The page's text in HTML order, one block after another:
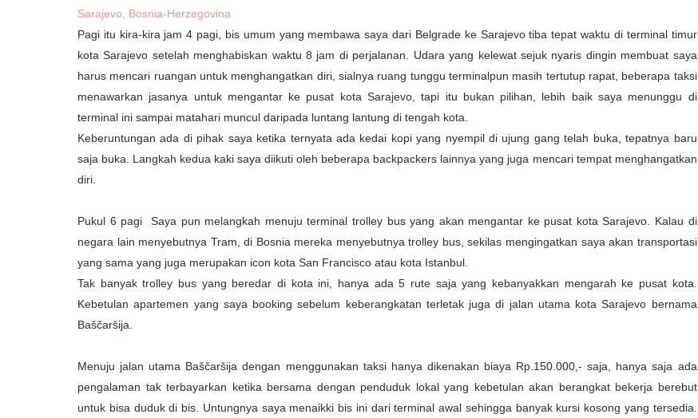
Sarajevo, Bosnia-Herzegovina
Pagi itu kira-kira jam 4 pagi, bis umum yang membawa saya dari Belgrade ke Sarajevo tiba tepat waktu di terminal timur
kota Sarajevo setelah menghabiskan waktu 8 jam di perjalanan. Udara yang kelewat sejuk nyaris dingin membuat saya
harus mencari ruangan untuk menghangatkan diri, sialnya ruang tunggu terminalpun masih tertutup rapat, beberapa taksi
menawarkan jasanya untuk mengantar ke pusat kota Sarajevo, tapi itu bukan pilihan, lebih baik saya menunggu di
terminal ini sampai matahari muncul daripada luntang lantung di tengah kota.
Keberuntungan ada di pihak saya ketika ternyata ada kedai kopi yang nyempil di ujung gang telah buka, tepatnya baru
saja buka. Langkah kedua kaki saya diikuti oleh beberapa backpackers lainnya yang juga mencari tempat menghangatkan
diri.
Pukul 6 pagi Saya pun melangkah menuju terminal trolley bus yang akan mengantar ke pusat kota Sarajevo. Kalau di
negara lain menyebutnya Tram, di Bosnia mereka menyebutnya trolley bus, sekilas mengingatkan saya akan transportasi
yang sama yang juga merupakan icon kota San Francisco atau kota Istanbul.
Tak banyak trolley bus yang beredar di kota ini, hanya ada 5 rute saja yang kebanyakkan mengarah ke pusat kota.
Kebetulan apartemen yang saya booking sebelum keberangkatan terletak juga di jalan utama kota Sarajevo bernama
Baščaršija.
Menuju jalan utama Baščaršija dengan menggunakan taksi hanya dikenakan biaya Rp.150.000,- saja, hanya saja ada
pengalaman tak terbayarkan ketika bersama dengan penduduk lokal yang kebetulan akan berangkat bekerja berebut
untuk bisa duduk di bis. Untungnya saya menaikki bis ini dari terminal awal sehingga banyak kursi kosong yang tersedia.